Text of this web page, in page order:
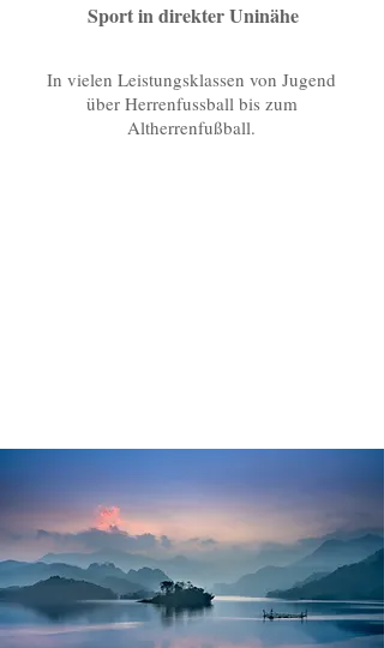
Sport in direkter Uninähe
In vielen Leistungsklassen von Jugend
über Herrenfussball bis zum
Altherrenfußball.